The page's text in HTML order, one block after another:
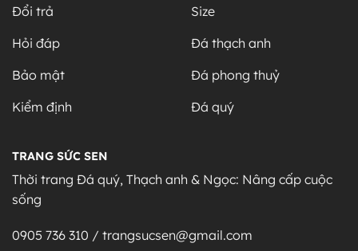
Đổi trả
Hỏi đáp
Bảo mật
Kiểm định
Size
Đá thạch anh
Đá phong thuỷ
Đá quý
TRANG SỨC SEN
Thời trang Đá quý, Thạch anh & Ngọc: Nâng cấp cuộc
sống
0905 736 310 / trangsucsen@gmail.com